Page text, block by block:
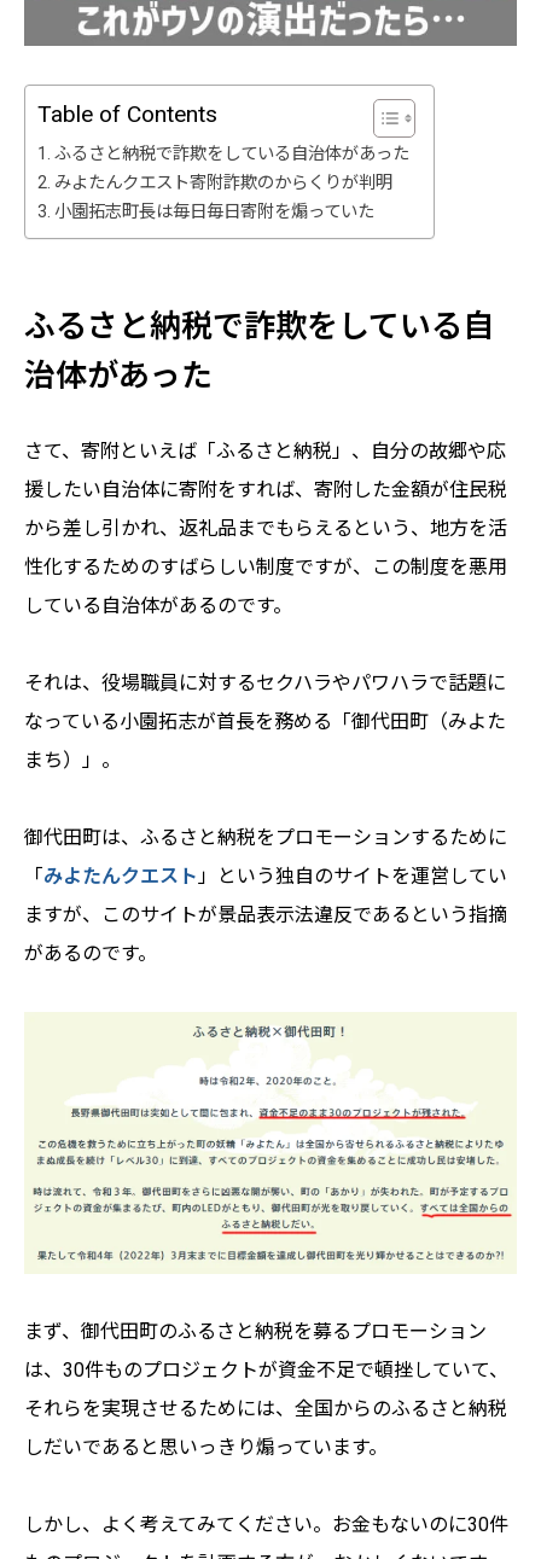
Table of Contents
ふるさと納税で詐欺をしている自治体があった
みよたんクエスト寄附詐欺のからくりが判明
小園拓志町長は毎日毎日寄附を煽っていた
ふるさと納税で詐欺をしている自
治体があった
さて、寄附といえば「ふるさと納税」、自分の故郷や応
援したい自治体に寄附をすれば、寄附した金額が住民税
から差し引かれ、返礼品までもらえるという、地方を活
性化するためのすばらしい制度ですが、この制度を悪用
している自治体があるのです。
それは、役場職員に対するセクハラやパワハラで話題に
なっている小園拓志が首長を務める「御代田町（みよた
まち）」。
御代田町は、ふるさと納税をプロモーションするために
「みよたんクエスト 」という独自のサイトを運営してい
ますが、このサイトが景品表示法違反であるという指摘
があるのです。
まず、御代田町のふるさと納税を募るプロモーション
は、30件ものプロジェクトが資金不足で頓挫していて、
それらを実現させるためには、全国からのふるさと納税
しだいであると思いっきり煽っています。
しかし、よく考えてみてください。お金もないのに30件